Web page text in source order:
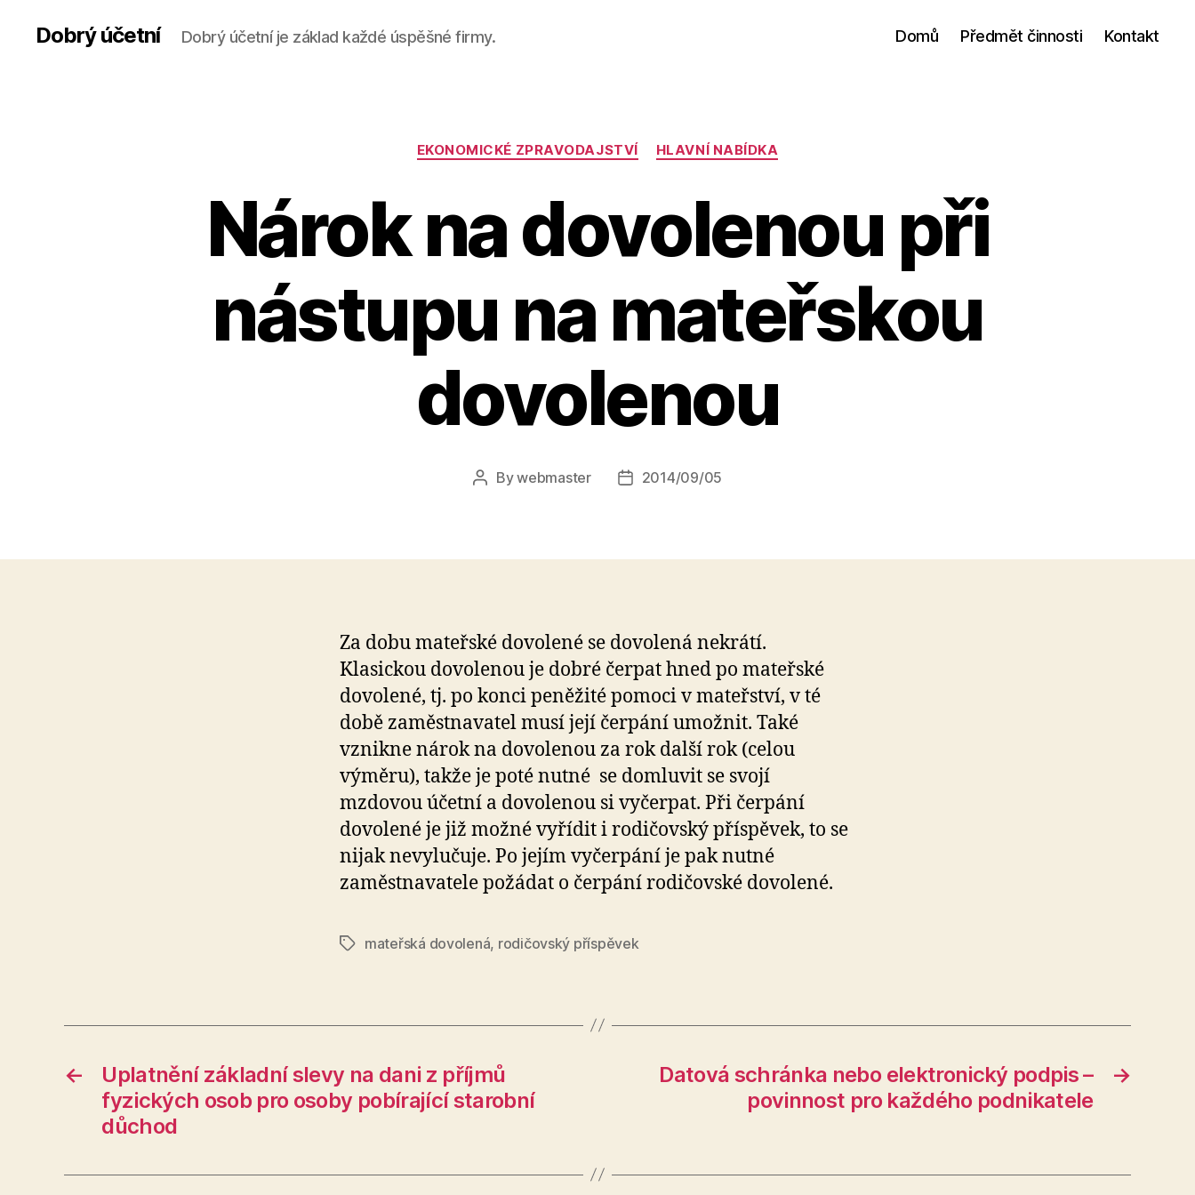
Dobrý účetní Dobrý účetní je základ každé úspěšné firmy. Domů Předmět činnosti Kontakt
Categories
EKONOMICKÉ ZPRAVODAJSTVÍ HLAVNÍ NABÍDKA
Nárok na dovolenou při
nástupu na mateřskou
dovolenou
PostBywebmaster
Post2014/09/05
Za dobu mateřské dovolené se dovolená nekrátí.
Klasickou dovolenou je dobré čerpat hned po mateřské
dovolené, tj. po konci peněžité pomoci v mateřství, v té
době zaměstnavatel musí její čerpání umožnit. Také
vznikne nárok na dovolenou za rok další rok (celou
výměru), takže je poté nutné se domluvit se svojí
mzdovou účetní a dovolenou si vyčerpat. Při čerpání
dovolené je již možné vyřídit i rodičovský příspěvek, to se
nijak nevylučuje. Po jejím vyčerpání je pak nutné
zaměstnavatele požádat o čerpání rodičovské dovolené.
Tagsmateřská dovolená, rodičovský příspěvek
←
Uplatnění základní slevy na dani z příjmů
fyzických osob pro osoby pobírající starobní
důchod
→
Datová schránka nebo elektronický podpis –
povinnost pro každého podnikatele